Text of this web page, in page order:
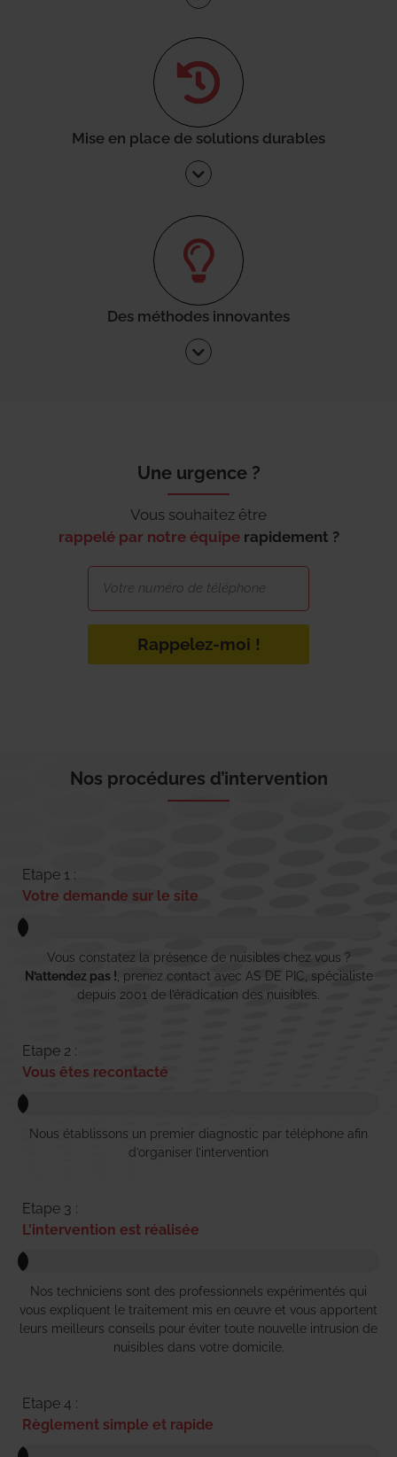
Mise en place de solutions durables
Des méthodes innovantes
Une urgence ?
Vous souhaitez être
rappelé par notre équipe rapidement ?
Rappelez-moi !
Nos procédures d’intervention
Etape 1 :
Votre demande sur le site
Vous constatez la présence de nuisibles chez vous ?
N’attendez pas ! , prenez contact avec AS DE PIC, spécialiste
depuis 2001 de l’éradication des nuisibles.
Etape 2 :
Vous êtes recontacté
Nous établissons un premier diagnostic par téléphone afin
d’organiser l’intervention
Etape 3 :
L'intervention est réalisée
Nos techniciens sont des professionnels expérimentés qui
vous expliquent le traitement mis en œuvre et vous apportent
leurs meilleurs conseils pour éviter toute nouvelle intrusion de
nuisibles dans votre domicile.
Etape 4 :
Règlement simple et rapide